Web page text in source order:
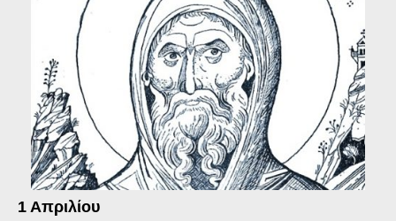
1 Απριλίου